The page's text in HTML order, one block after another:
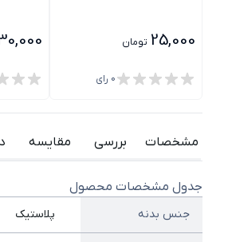
25,000 تومان
0 رای
مشخصات بررسی مقایسه
جدول مشخصات محصول
جنس بدنه پلاستیک